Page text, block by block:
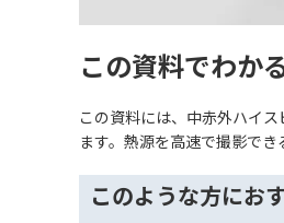
この資料でわか
この資料には、中赤外ハイ
ます。熱源を高速で撮影でき
このような方にお